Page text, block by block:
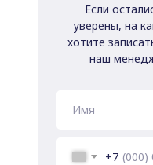
Если
уверены, на
хотите
наш
+7